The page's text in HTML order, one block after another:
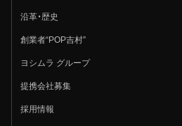
沿革・歴史
創業者“POP吉村”
ヨシムラ グループ
提携会社募集
採用情報